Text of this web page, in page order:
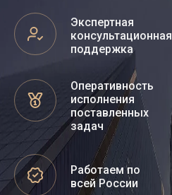
Экспертная
консультационная
поддержка
Оперативность
исполнения
поставленных
задач
Работаем по
всей России